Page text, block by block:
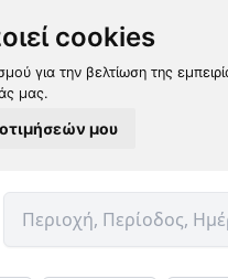
cookies
για την βελτίωση της
μας.
μου